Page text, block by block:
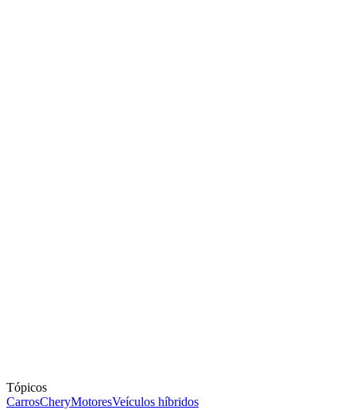
Tópicos
CarrosCheryMotoresVeículos híbridos